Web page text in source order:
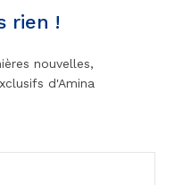
/ Facebook
rien !
nouvelles,
d'Amina